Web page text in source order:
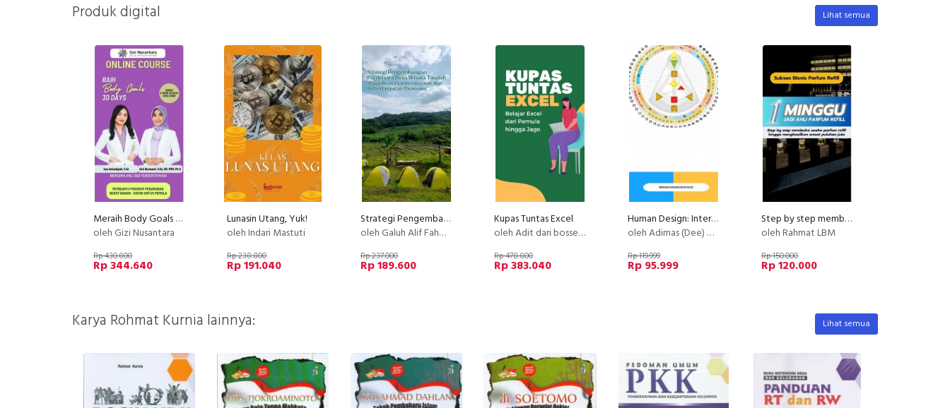
Produk digital Lihat semua
Meraih Body Goals dalam 30 hari bersama Ahli Gizi
oleh Gizi Nusantara
Rp 430.800
Rp 344.640
Lunasin Utang, Yuk!
oleh Indari Mastuti
Rp 238.800
Rp 191.040
Strategi Pengembangan Desa Wisata Tinalah Wujudkan Pemberdayaan & Keberlanjutan Ekonomi
oleh Galuh Alif Fahmi Rizki
Rp 237.000
Rp 189.600
Kupas Tuntas Excel
oleh Adit dari bossexcel
Rp 478.800
Rp 383.040
Human Design: Intermediate Class
oleh Adimas (Dee) Wirajayanagara (Lesmana)
Rp 119.999
Rp 95.999
Step by step membuka usaha parfum refill
oleh Rahmat LBM
Rp 150.000
Rp 120.000
Karya Rohmat Kurnia lainnya: Lihat semua